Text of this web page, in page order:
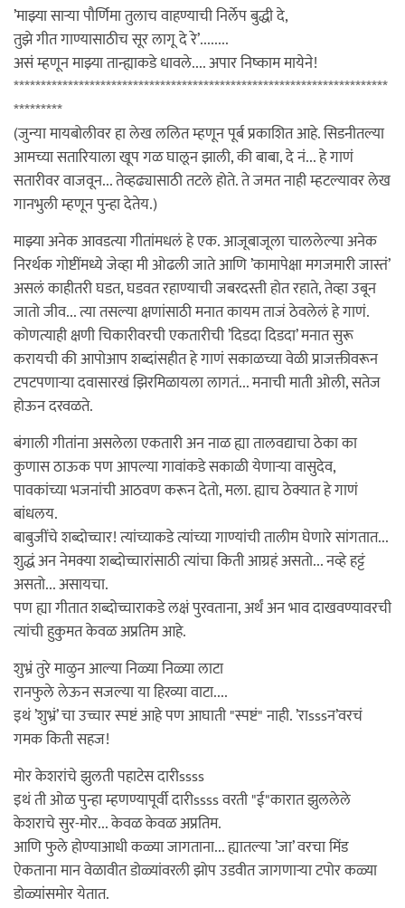
’माझ्या सार्‍या पौर्णिमा तुलाच वाहण्याची निर्लेप बुद्धी दे,
तुझे गीत गाण्यासाठीच सूर लागू दे रे’........
असं म्हणून माझ्या तान्ह्याकडे धावले.... अपार निष्काम मायेने!
*********************************************************************
*********
(जुन्या मायबोलीवर हा लेख ललित म्हणून पूर्ब प्रकाशित आहे. सिडनीतल्या
आमच्या सतारियाला खूप गळ घालून झाली, की बाबा, दे नं... हे गाणं
सतारीवर वाजवून... तेव्हढ्यासाठी तटले होते. ते जमत नाही म्हटल्यावर लेख
गानभुली म्हणून पुन्हा देतेय.)
माझ्या अनेक आवडत्या गीतांमधलं हे एक. आजूबाजूला चाललेल्या अनेक
निरर्थक गोष्टींमध्ये जेव्हा मी ओढली जाते आणि ’कामापेक्षा मगजमारी जास्तं’
असलं काहीतरी घडत, घडवत रहाण्याची जबरदस्ती होत रहाते, तेव्हा उबून
जातो जीव... त्या तसल्या क्षणांसाठी मनात कायम ताजं ठेवलेलं हे गाणं.
कोणत्याही क्षणी चिकारीवरची एकतारीची ’दिडदा दिडदा’ मनात सुरू
करायची की आपोआप शब्दांसहीत हे गाणं सकाळच्या वेळी प्राजक्तीवरून
टपटपणार्‍या दवासारखं झिरमिळायला लागतं... मनाची माती ओली, सतेज
होऊन दरवळते.
बंगाली गीतांना असलेला एकतारी अन नाळ ह्या तालवद्याचा ठेका का
कुणास ठाऊक पण आपल्या गावांकडे सकाळी येणार्‍या वासुदेव,
पावकांच्या भजनांची आठवण करून देतो, मला. ह्याच ठेक्यात हे गाणं
बांधलय.
बाबुजींचे शब्दोच्चार! त्यांच्याकडे त्यांच्या गाण्यांची तालीम घेणारे सांगतात...
शुद्धं अन नेमक्या शब्दोच्चारांसाठी त्यांचा किती आग्रहं असतो... नव्हे हट्टं
असतो... असायचा.
पण ह्या गीतात शब्दोच्चाराकडे लक्षं पुरवताना, अर्थं अन भाव दाखवण्यावरची
त्यांची हुकुमत केवळ अप्रतिम आहे.
शुभ्रं तुरे माळुन आल्या निळ्या निळ्या लाटा
रानफुले लेऊन सजल्या या हिरव्या वाटा....
इथं ’शुभ्रं’ चा उच्चार स्पष्टं आहे पण आघाती "स्पष्टं" नाही. ’राsssन’वरचं
गमक किती सहज!
मोर केशरांचे झुलती पहाटेस दारीssss
इथं ती ओळ पुन्हा म्हणण्यापूर्वी दारीssss वरती "ई"कारात झुललेले
केशराचे सुर-मोर... केवळ केवळ अप्रतिम.
आणि फुले होण्याआधी कळ्या जागताना... ह्यातल्या ’जा’ वरचा मिंड
ऐकताना मान वेळावीत डोळ्यांवरली झोप उडवीत जागणार्‍या टपोर कळ्या
डोळ्यांसमोर येतात.